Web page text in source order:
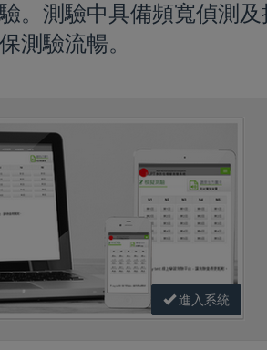
。測驗中具備頻寬偵測
測驗流暢。
進入系統